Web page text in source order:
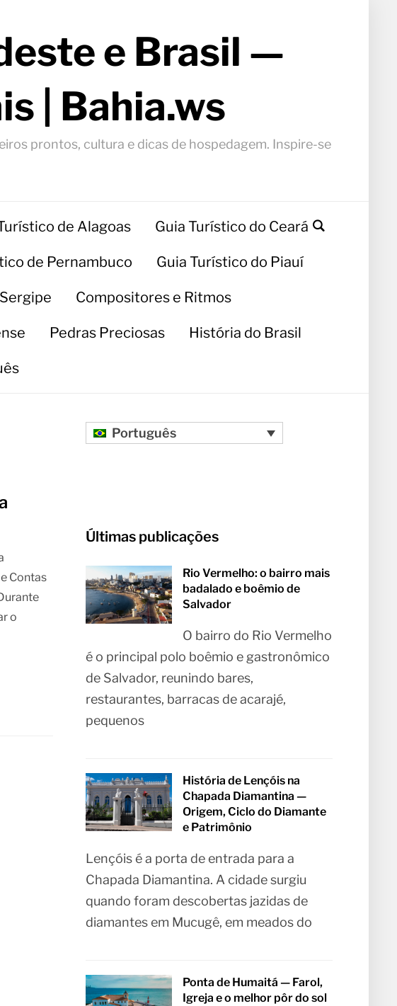
e Brasil —
| Bahia.ws
prontos, cultura e dicas de hospedagem. Inspire-se
de Alagoas Guia Turístico do Ceará
de Pernambuco Guia Turístico do Piauí
Compositores e Ritmos
Pedras Preciosas História do Brasil
Contas
o
Português
Últimas publicações
Rio Vermelho: o bairro mais
badalado e boêmio de
Salvador
O bairro do Rio Vermelho
é o principal polo boêmio e gastronômico
de Salvador, reunindo bares,
restaurantes, barracas de acarajé,
pequenos
História de Lençóis na
Chapada Diamantina —
Origem, Ciclo do Diamante
e Patrimônio
Lençóis é a porta de entrada para a
Chapada Diamantina. A cidade surgiu
quando foram descobertas jazidas de
diamantes em Mucugê, em meados do
Ponta de Humaitá — Farol,
Igreja e o melhor pôr do sol